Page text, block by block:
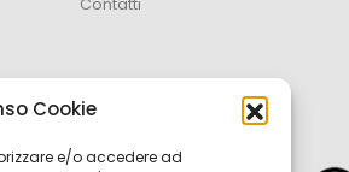
Cookie
e/o accedere ad
Contatti